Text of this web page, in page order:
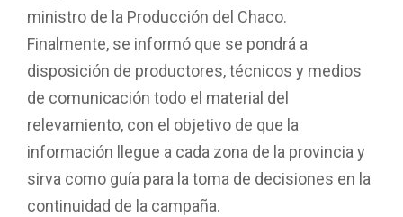
ministro de la Producción del Chaco.
Finalmente, se informó que se pondrá a
disposición de productores, técnicos y medios
de comunicación todo el material del
relevamiento, con el objetivo de que la
información llegue a cada zona de la provincia y
sirva como guía para la toma de decisiones en la
continuidad de la campaña.